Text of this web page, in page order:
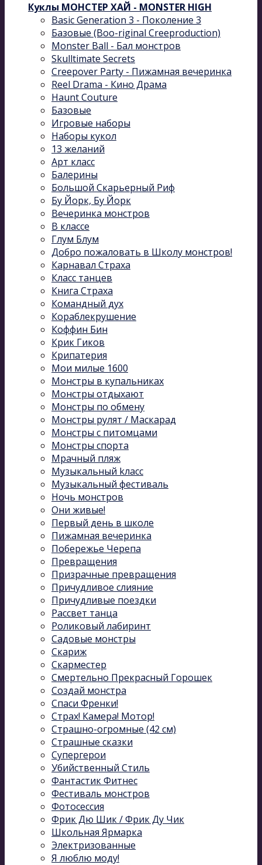
Куклы МОНСТЕР ХАЙ - MONSTER HIGH
Basic Generation 3 - Поколение 3
Базовые (Boo-riginal Creeproduction)
Monster Ball - Бал монстров
Skulltimate Secrets
Creepover Party - Пижамная вечеринка
Reel Drama - Кино Драма
Haunt Couture
Базовые
Игровые наборы
Наборы кукол
13 желаний
Арт класс
Балерины
Большой Скарьерный Риф
Бу Йорк, Бу Йорк
Вечеринка монстров
В классе
Глум Блум
Добро пожаловать в Школу монстров!
Карнавал Cтраха
Класс танцев
Книга Страха
Командный дух
Кораблекрушение
Коффин Бин
Крик Гиков
Крипатерия
Мои милые 1600
Монстры в купальниках
Монстры отдыхают
Монстры по обмену
Монстры рулят / Маскарад
Монстры с питомцами
Монстры спорта
Мрачный пляж
Музыкальный kласс
Музыкальный фестиваль
Ночь монстров
Они живые!
Первый день в школе
Пижамная вечеринка
Побережье Черепа
Превращения
Призрачные превращения
Причудливое слияние
Причудливые поездки
Рассвет танца
Роликовый лабиринт
Садовые монстры
Скариж
Скарместер
Смертельно Прекрасный Горошек
Создай монстра
Спаси Френки!
Страх! Камера! Мотор!
Страшно-огромные (42 см)
Страшные сказки
Супергерои
Убийственный Стиль
Фантастик Фитнес
Фестиваль монстров
Фотосессия
Фрик Дю Шик / Фрик Ду Чик
Школьная Ярмарка
Электризованные
Я люблю моду!